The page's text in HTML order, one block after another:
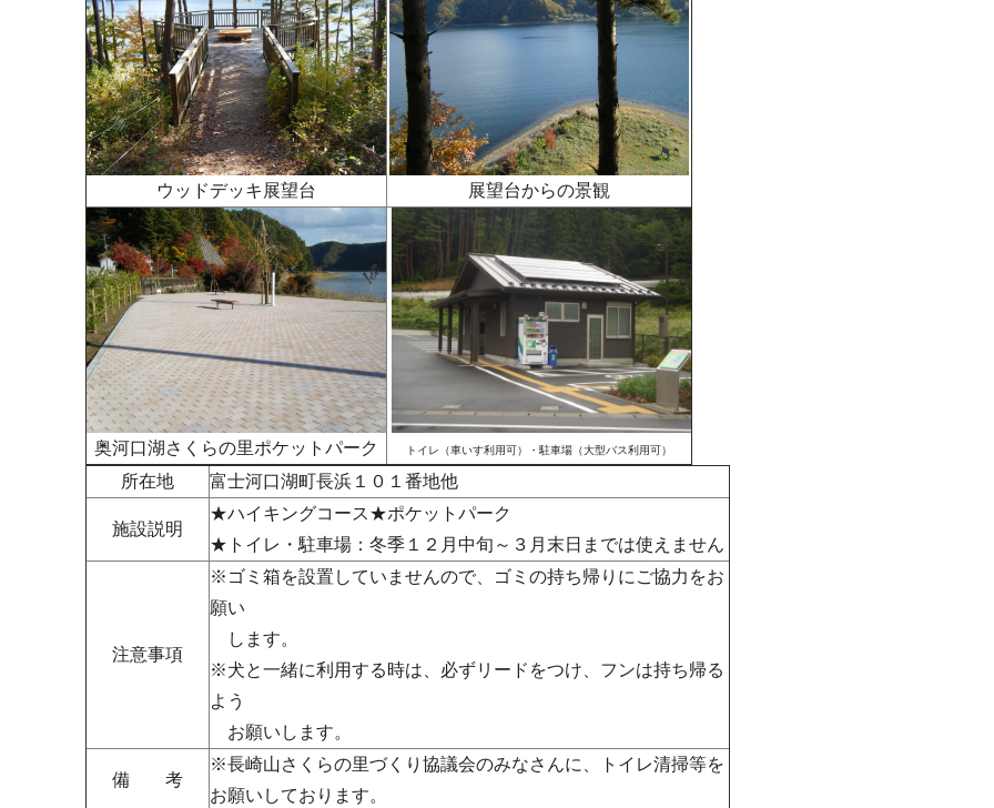
ウッドデッキ展望台 展望台からの景観
奥河口湖さくらの里ポケットパーク トイレ（車いす利用可）・駐車場（大型バス利用可）
所在地 富士河口湖町長浜１０１番地他
施設説明
★ハイキングコース★ポケットパーク
★トイレ・駐車場：冬季１２月中旬～３月末日までは使えません
注意事項
※ゴミ箱を設置していませんので、ゴミの持ち帰りにご協力をお
願い
します。
※犬と一緒に利用する時は、必ずリードをつけ、フンは持ち帰る
よう
お願いします。
備 考
※長崎山さくらの里づくり協議会のみなさんに、トイレ清掃等を
お願いしております。